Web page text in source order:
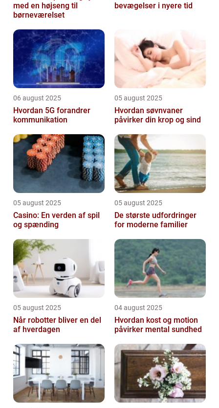
med en højseng til
børneværelset
bevægelser i nyere tid
06 august 2025
Hvordan 5G forandrer
kommunikation
05 august 2025
Hvordan søvnvaner
påvirker din krop og sind
05 august 2025
Casino: En verden af spil
og spænding
05 august 2025
De største udfordringer
for moderne familier
05 august 2025
Når robotter bliver en del
af hverdagen
04 august 2025
Hvordan kost og motion
påvirker mental sundhed